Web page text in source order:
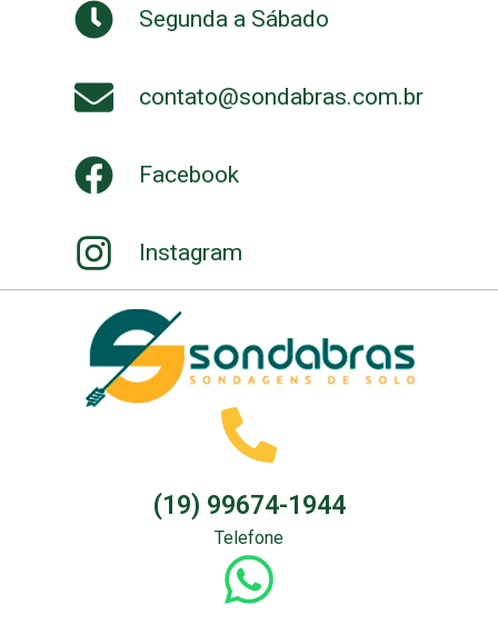
Segunda a Sábado
contato@sondabras.com.br
Facebook
Instagram
(19) 99674-1944
Telefone